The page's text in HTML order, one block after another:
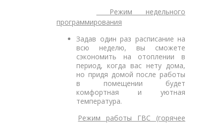
Режим недельного
программирования
Задав один раз расписание на
всю неделю, вы сможете
сэкономить на отоплении в
период, когда вас нету дома,
но придя домой после работы
в помещении будет
комфортная и уютная
температура.
Режим работы ГВС (горячее